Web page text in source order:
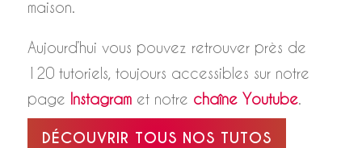
maison.
Aujourd’hui vous pouvez retrouver près de
120 tutoriels, toujours accessibles sur notre
page Instagramet notre chaîne Youtube.
DÉCOUVRIR TOUS NOS TUTOS